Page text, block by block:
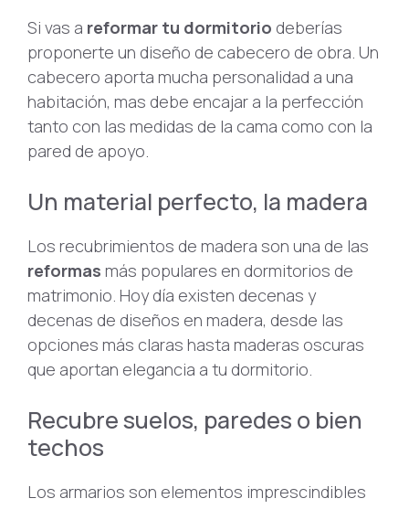
Si vas a reformar tu dormitorio deberías
proponerte un diseño de cabecero de obra. Un
cabecero aporta mucha personalidad a una
habitación, mas debe encajar a la perfección
tanto con las medidas de la cama como con la
pared de apoyo.
Un material perfecto, la madera
Los recubrimientos de madera son una de las
reformas más populares en dormitorios de
matrimonio. Hoy día existen decenas y
decenas de diseños en madera, desde las
opciones más claras hasta maderas oscuras
que aportan elegancia a tu dormitorio.
Recubre suelos, paredes o bien
techos
Los armarios son elementos imprescindibles